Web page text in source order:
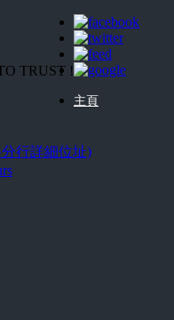
TRUST !
主頁
分行詳細位址)